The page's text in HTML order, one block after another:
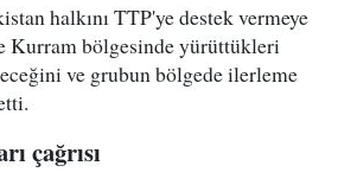
halkını TTP'ye destek vermeye
Kurram bölgesinde yürüttükleri
ve grubun bölgede ilerleme
çağrısı